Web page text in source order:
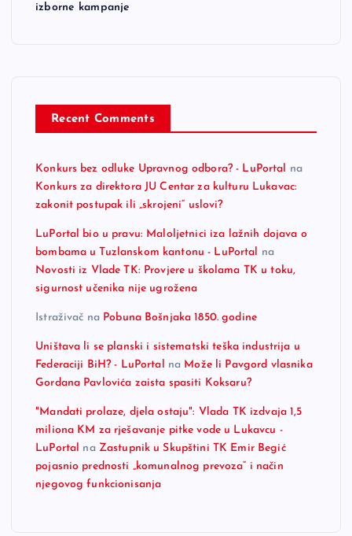
izborne kampanje
Recent Comments
Konkurs bez odluke Upravnog odbora? - LuPortal
na
Konkurs za direktora JU Centar za kulturu Lukavac:
zakonit postupak ili „skrojeni“ uslovi?
LuPortal bio u pravu: Maloljetnici iza lažnih dojava o
bombama u Tuzlanskom kantonu - LuPortal
na
Novosti iz Vlade TK: Provjere u školama TK u toku,
sigurnost učenika nije ugrožena
Istraživač na Pobuna Bošnjaka 1850. godine
Uništava li se planski i sistematski teška industrija u
Federaciji BiH? - LuPortal
na Može li Pavgord vlasnika
Gordana Pavlovića zaista spasiti Koksaru?
"Mandati prolaze, djela ostaju": Vlada TK izdvaja 1,5
miliona KM za rješavanje pitke vode u Lukavcu -
LuPortal na Zastupnik u Skupštini TK Emir Begić
pojasnio prednosti „komunalnog prevoza“ i način
njegovog funkcionisanja